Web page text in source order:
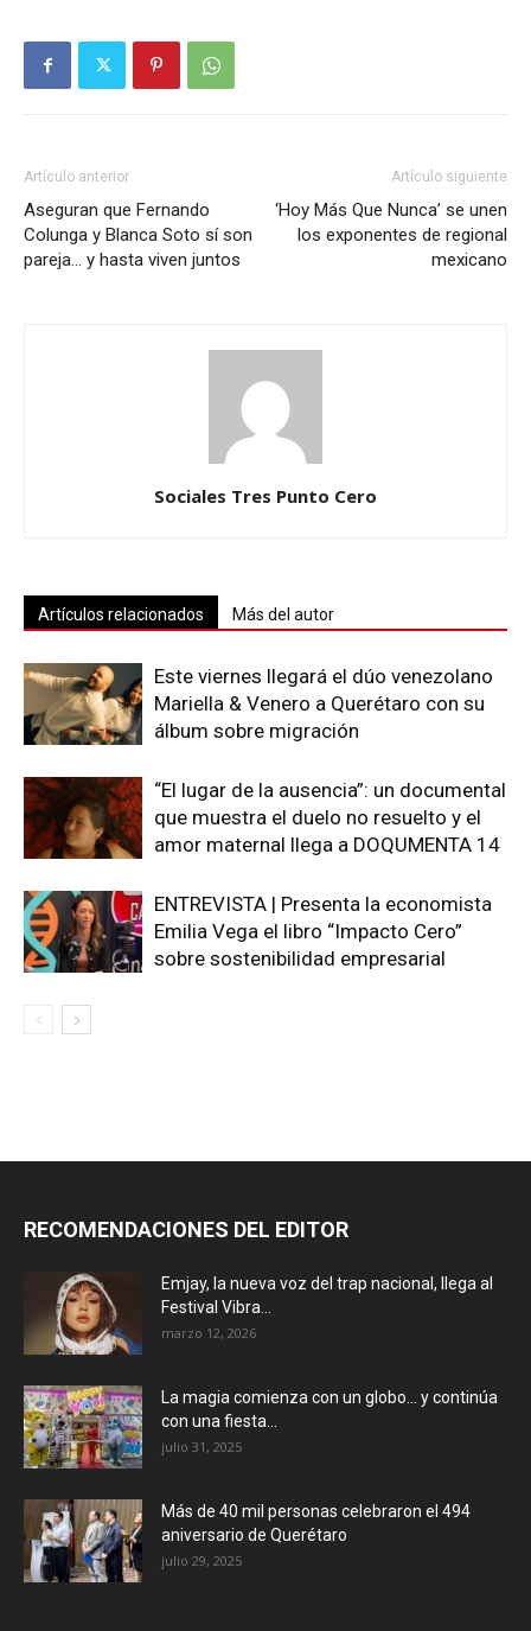
Artículo anterior
Aseguran que Fernando
Colunga y Blanca Soto sí son
pareja… y hasta viven juntos
Artículo siguiente
‘Hoy Más Que Nunca’ se unen
los exponentes de regional
mexicano
Sociales Tres Punto Cero
Artículos relacionados Más del autor
Este viernes llegará el dúo venezolano
Mariella & Venero a Querétaro con su
álbum sobre migración
“El lugar de la ausencia”: un documental
que muestra el duelo no resuelto y el
amor maternal llega a DOQUMENTA 14
ENTREVISTA | Presenta la economista
Emilia Vega el libro “Impacto Cero”
sobre sostenibilidad empresarial
RECOMENDACIONES DEL EDITOR
Emjay, la nueva voz del trap nacional, llega al
Festival Vibra...
marzo 12, 2026
La magia comienza con un globo… y continúa
con una fiesta...
julio 31, 2025
Más de 40 mil personas celebraron el 494
aniversario de Querétaro
julio 29, 2025